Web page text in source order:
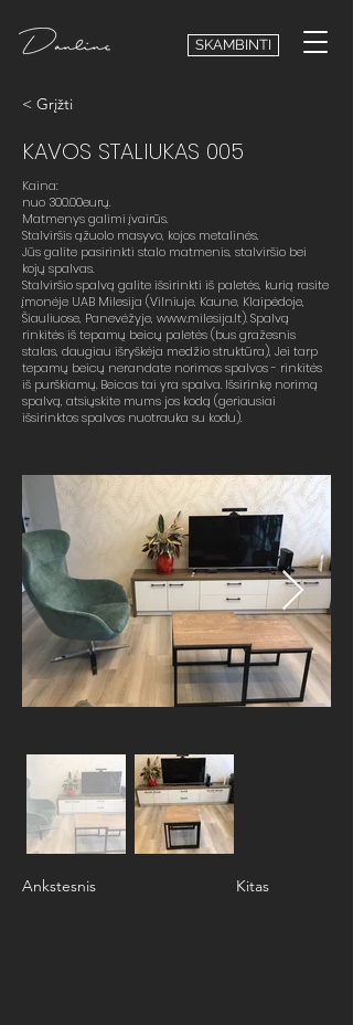
SKAMBINTI
< Grįžti
KAVOS STALIUKAS 005
Kaina:
nuo 300.00eurų.
Matmenys galimi įvairūs.
Stalviršis ąžuolo masyvo, kojos metalinės.
Jūs galite pasirinkti stalo matmenis, stalviršio bei
kojų spalvas.
Stalviršio spalvą galite išsirinkti iš paletės, kurią rasite
įmonėje UAB Milesija (Vilniuje, Kaune, Klaipėdoje,
Šiauliuose, Panevėžyje, www.milesija.lt). Spalvą
rinkitės iš tepamų beicų paletės (bus gražesnis
stalas, daugiau išryškėja medžio struktūra), Jei tarp
tepamų beicų nerandate norimos spalvos - rinkitės
iš purškiamų. Beicas tai yra spalva. Išsirinkę norimą
spalvą, atsiųskite mums jos kodą (geriausiai
išsirinktos spalvos nuotrauka su kodu).
Ankstesnis Kitas